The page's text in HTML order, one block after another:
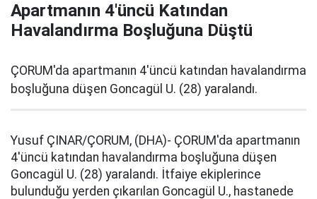
Apartmanın 4'üncü Katından
Havalandırma Boşluğuna Düştü
ÇORUM'da apartmanın 4'üncü katından havalandırma
boşluğuna düşen Goncagül U. (28) yaralandı.
Yusuf ÇINAR/ÇORUM, (DHA)- ÇORUM'da apartmanın
4'üncü katından havalandırma boşluğuna düşen
Goncagül U. (28) yaralandı. İtfaiye ekiplerince
bulunduğu yerden çıkarılan Goncagül U., hastanede